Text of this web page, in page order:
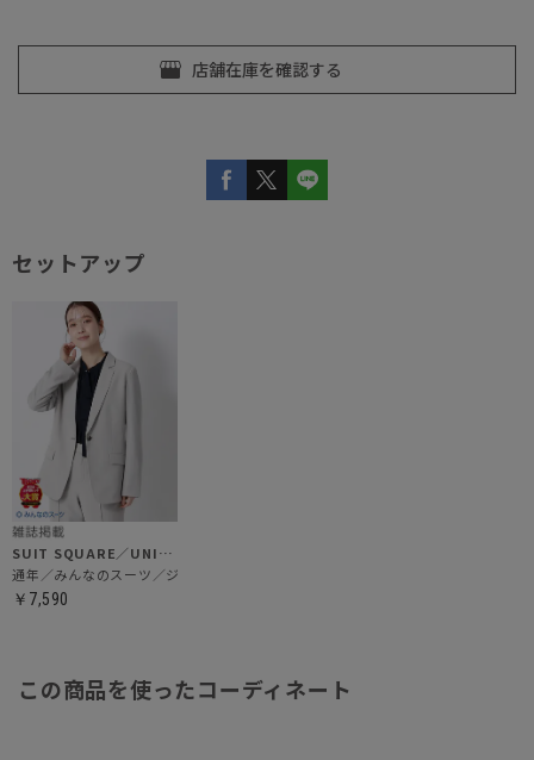
セットアップ
SUIT SQUARE／UNIVERSAL LANGUAGE／WHITE
通年／みんなのスーツ／ジャケット
￥7,590
この商品を使ったコーディネート